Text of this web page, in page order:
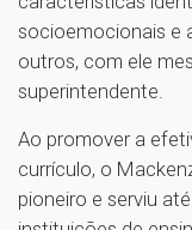
socioemocionais e
outros, com ele
superintendente.
Ao promover a
currículo, o
pioneiro e serviu